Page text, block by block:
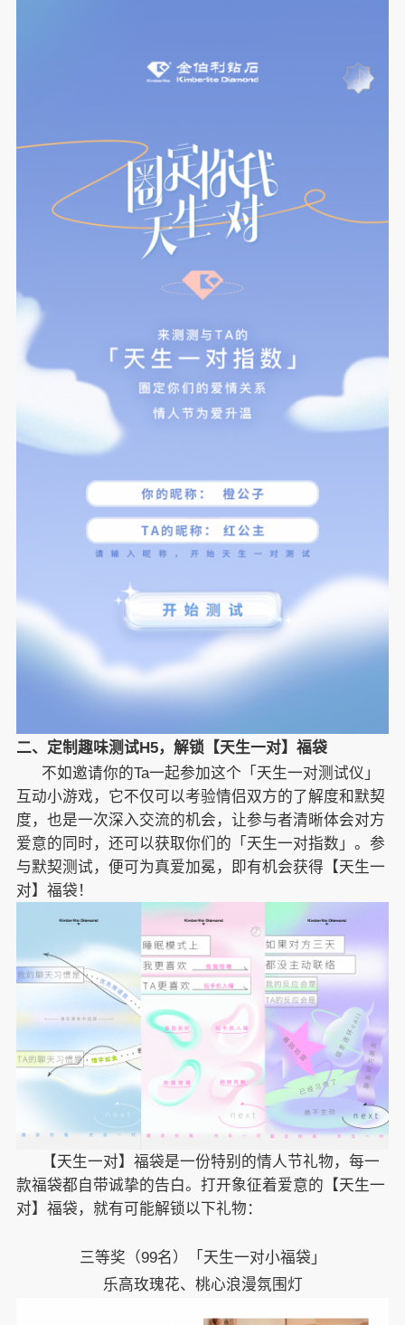
二、定制趣味测试H5，解锁【天生一对】福袋
不如邀请你的Ta一起参加这个「天生一对测试仪」
互动小游戏，它不仅可以考验情侣双方的了解度和默契
度，也是一次深入交流的机会，让参与者清晰体会对方
爱意的同时，还可以获取你们的「天生一对指数」。参
与默契测试，便可为真爱加冕，即有机会获得【天生一
对】福袋！
【天生一对】福袋是一份特别的情人节礼物，每一
款福袋都自带诚挚的告白。打开象征着爱意的【天生一
对】福袋，就有可能解锁以下礼物：
三等奖（99名）「天生一对小福袋」
乐高玫瑰花、桃心浪漫氛围灯